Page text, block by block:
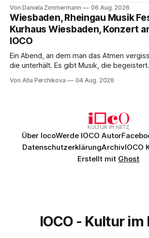
psychologische Tiefe mit starken Bildern,
einem spielfreudigen Ensemble und einer
überzeugenden Gesamtleistung.
Von Daniela Zimmermann 06 Aug. 2026
Wiesbaden, Rheingau Musik
Kurhaus Wiesbaden, Konzert
IOCO
Ein Abend, an dem man das Atmen vergisst. Es gibt
die unterhält. Es gibt Musik, die
Genau so war der Abend im Kurhaus
Von Alla Perchikova 04 Aug. 2026
Über IocoWerde IOCO Autor
DatenschutzerklärungArchivIOCO
Erstellt mit Ghost
IOCO - Kultur im